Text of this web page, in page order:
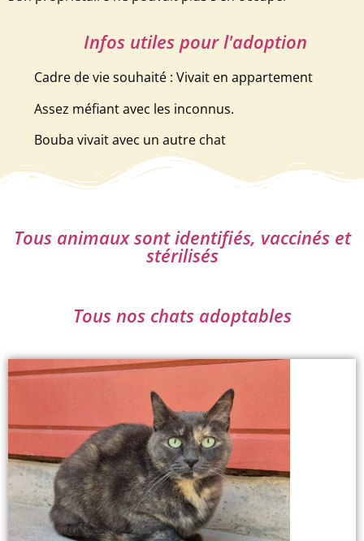
Infos utiles pour l'adoption
Cadre de vie souhaité : Vivait en appartement
Assez méfiant avec les inconnus.
Bouba vivait avec un autre chat
Tous animaux sont identifiés, vaccinés et
stérilisés
Tous nos chats adoptables